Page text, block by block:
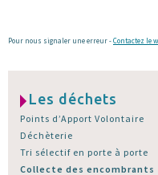
Pour nous signaler une erreur -Contactez le
Les déchets
Points d’Apport Volontaire
Déchèterie
Tri sélectif en porte à porte
Collecte des encombrants